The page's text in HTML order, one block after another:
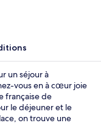
un séjour à
vous en à cœur joie
française de
le déjeuner et le
on trouve une